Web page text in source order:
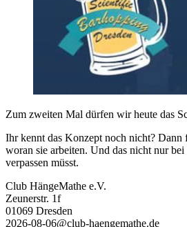
Zum zweiten Mal dürfen wir heute das
Ihr kennt das Konzept noch nicht? Dann
woran sie arbeiten. Und das nicht nur
verpassen müsst.
Club HängeMathe e.V.
Zeunerstr. 1f
01069 Dresden
2026-08-06@club-haengemathe.de